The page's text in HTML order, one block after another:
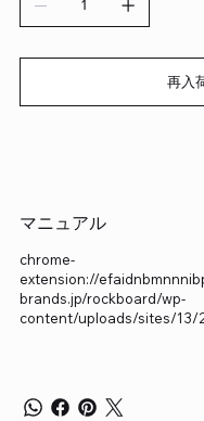
再入
マニュアル
chrome-
extension://
brands.jp/rockboard/wp-
content/uploads/sites/13/